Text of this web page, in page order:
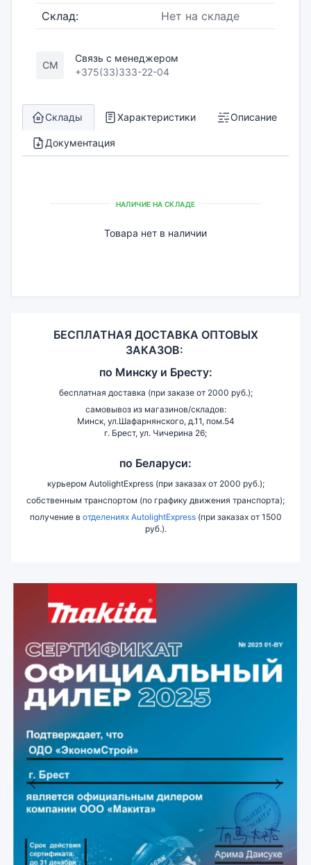
Склад:
Нет на складе
СМ
Связь с менеджером
+375(33)333-22-04
Склады Характеристики Описание
Документация
НАЛИЧИЕ НА СКЛАДЕ
Товара нет в наличии
БЕСПЛАТНАЯ ДОСТАВКА ОПТОВЫХ
ЗАКАЗОВ:
по Минску и Бресту:
бесплатная доставка (при заказе от 2000 руб.);
самовывоз из магазинов/складов:
Минск, ул.Шафарнянского, д.11, пом.54
г. Брест, ул. Чичерина 26;
по Беларуси:
курьером AutolightExpress (при заказах от 2000 руб.);
собственным транспортом (по графику движения транспорта);
получение в отделениях AutolightExpress(при заказах от 1500
руб.).
Previous Next